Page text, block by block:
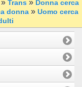
» Trans » Donna cerca
donna » Uomo cerca